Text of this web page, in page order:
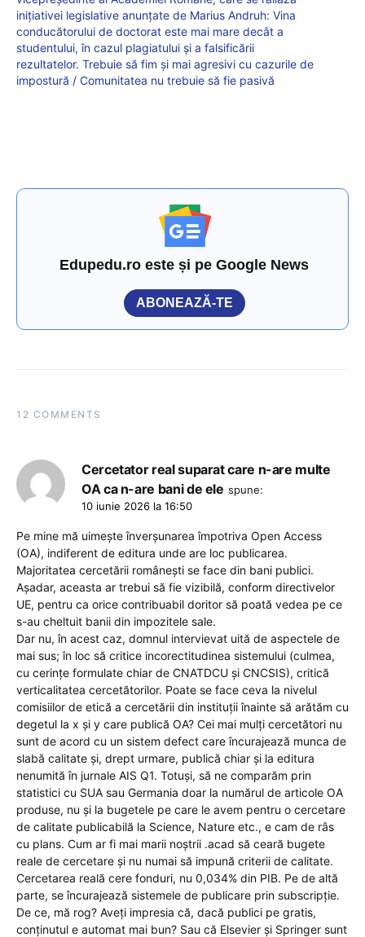
inițiativei legislative anunțate de Marius Andruh: Vina
conducătorului de doctorat este mai mare decât a
studentului, în cazul plagiatului și a falsificării
rezultatelor. Trebuie să fim și mai agresivi cu cazurile de
impostură / Comunitatea nu trebuie să fie pasivă
Edupedu.ro este și pe Google News
ABONEAZĂ-TE
12 COMMENTS
Cercetator real suparat care n-are multe
OA ca n-are bani de ele spune:
10 iunie 2026 la 16:50
Pe mine mă uimește înverșunarea împotriva Open Access
(OA), indiferent de editura unde are loc publicarea.
Majoritatea cercetării românești se face din bani publici.
Așadar, aceasta ar trebui să fie vizibilă, conform directivelor
UE, pentru ca orice contribuabil doritor să poată vedea pe ce
s-au cheltuit banii din impozitele sale.
Dar nu, în acest caz, domnul intervievat uită de aspectele de
mai sus; în loc să critice incorectitudinea sistemului (culmea,
cu cerințe formulate chiar de CNATDCU și CNCSIS), critică
verticalitatea cercetătorilor. Poate se face ceva la nivelul
comisiilor de etică a cercetării din instituții înainte să arătăm cu
degetul la x și y care publică OA? Cei mai mulți cercetători nu
sunt de acord cu un sistem defect care încurajează munca de
slabă calitate și, drept urmare, publică chiar și la editura
nenumită în jurnale AIS Q1. Totuși, să ne comparăm prin
statistici cu SUA sau Germania doar la numărul de articole OA
produse, nu și la bugetele pe care le avem pentru o cercetare
de calitate publicabilă la Science, Nature etc., e cam de râs
cu plans. Cum ar fi mai marii noștrii .acad să ceară bugete
reale de cercetare și nu numai să impună criterii de calitate.
Cercetarea reală cere fonduri, nu 0,034% din PIB. Pe de altă
parte, se încurajează sistemele de publicare prin subscripție.
De ce, mă rog? Aveți impresia că, dacă publici pe gratis,
conținutul e automat mai bun? Sau că Elsevier și Springer sunt